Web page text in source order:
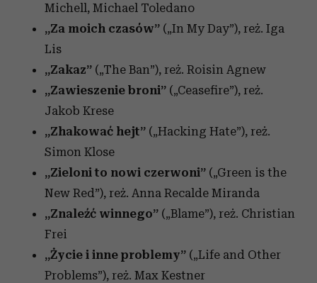
Michell, Michael Toledano
„Za moich czasów” („In My Day”), reż. Iga
Lis
„Zakaz” („The Ban”), reż. Roisin Agnew
„Zawieszenie broni” („Ceasefire”), reż.
Jakob Krese
„Zhakować hejt” („Hacking Hate”), reż.
Simon Klose
„Zieloni to nowi czerwoni” („Green is the
New Red”), reż. Anna Recalde Miranda
„Znaleźć winnego” („Blame”), reż. Christian
Frei
„Życie i inne problemy” („Life and Other
Problems”), reż. Max Kestner